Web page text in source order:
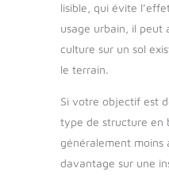
lisible, qui évite
usage urbain, il peut
culture sur un sol
le terrain.
Si votre objectif est
type de structure en
généralement moins
davantage sur une